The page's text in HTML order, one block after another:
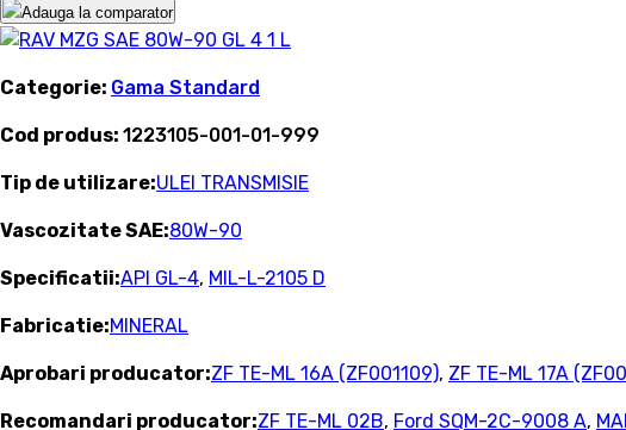
Adauga la comparator
Categorie: Gama Standard
Cod produs: 1223105-001-01-999
Tip de utilizare:ULEI TRANSMISIE
Vascozitate SAE:80W-90
Specificatii:API GL-4, MIL-L-2105 D
Fabricatie:MINERAL
Aprobari producator:ZF TE-ML 16A (ZF001109), ZF TE-ML 17A
Recomandari producator:ZF TE-ML 02B, Ford SQM-2C-9008 A,